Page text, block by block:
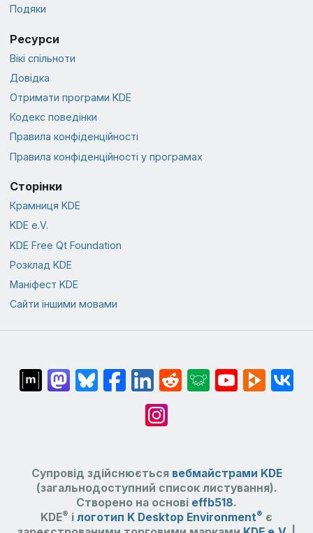
Подяки
Ресурси
Вікі спільноти
Довідка
Отримати програми KDE
Кодекс поведінки
Правила конфіденційності
Правила конфіденційності у програмах
Сторінки
Крамниця KDE
KDE e.V.
KDE Free Qt Foundation
Розклад KDE
Маніфест KDE
Сайти іншими мовами
Супровід здійснюється вебмайстрами KDE
(загальнодоступний список листування).
Створено на основі effb518.
KDE® і логотип K Desktop Environment® є